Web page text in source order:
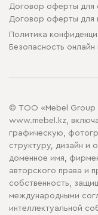
Договор оферты для
Договор оферты для
Политика
Безопасность
© ТОО «Mebel Group
www.mebel.kz,
графическую,
структуру, дизайн и
доменное имя,
авторского права и
собственность,
международными
интеллектуальной